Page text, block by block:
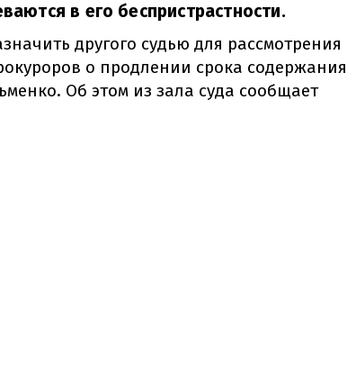
в его беспристрастности.
другого судью для рассмотрения
о продлении срока содержания
Об этом из зала суда сообщает